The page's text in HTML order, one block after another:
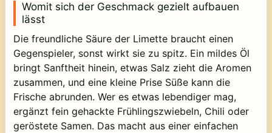
Womit sich der Geschmack gezielt aufbauen
lässt
Die freundliche Säure der Limette braucht einen
Gegenspieler, sonst wirkt sie zu spitz. Ein mildes Öl
bringt Sanftheit hinein, etwas Salz zieht die Aromen
zusammen, und eine kleine Prise Süße kann die
Frische abrunden. Wer es etwas lebendiger mag,
ergänzt fein gehackte Frühlingszwiebeln, Chili oder
geröstete Samen. Das macht aus einer einfachen